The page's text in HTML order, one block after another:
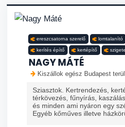
ereszcsatorna szerelő lomtalanító
kerítés építő kertépítő
NAGY MÁTÉ
Kiszállok egész Budapest
Sziasztok. Kertrendezés,
térkövezés, fűnyírás,
és minden ami nyáron egy
Egyéb kőműves illetve